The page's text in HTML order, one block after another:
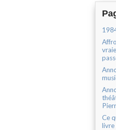
Ce
livre